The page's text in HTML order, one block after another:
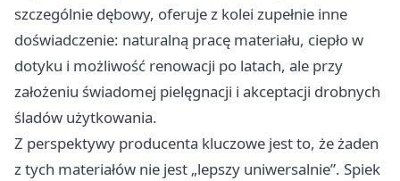
szczególnie dębowy, oferuje z kolei zupełnie inne
doświadczenie: naturalną pracę materiału, ciepło w
dotyku i możliwość renowacji po latach, ale przy
założeniu świadomej pielęgnacji i akceptacji drobnych
śladów użytkowania.
Z perspektywy producenta kluczowe jest to, że żaden
z tych materiałów nie jest „lepszy uniwersalnie”. Spiek